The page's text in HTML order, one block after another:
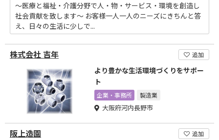
～医療と福祉・介護分野で人・物・サービス・環境を創造し
社会貢献を致します～ お客様一人一人のニーズにきちんと答
え、日々の生活に少しで...
株式会社 吉年 追加
より豊かな生活環境づくりをサポー
ト
企業・事務所 製造業
大阪府河内長野市
阪上造園 追加